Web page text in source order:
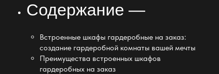
Содержание —
Встроенные шкафы гардеробные на заказ:
создание гардеробной комнаты вашей мечты
Преимущества встроенных шкафов
гардеробных на заказ